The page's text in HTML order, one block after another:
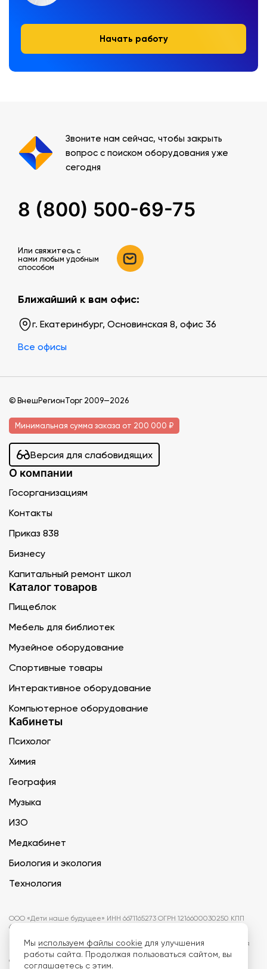
Начать работу
Звоните нам сейчас, чтобы закрыть
вопрос с поиском оборудования уже
сегодня
8 (800) 500-69-75
Или свяжитесь c
нами любым удобным
способом
Ближайший к вам офис:
г. Екатеринбург, Основинская 8, офис 36
Все офисы
© ВнешРегионТорг 2009—2026
Минимальная сумма заказа от 200 000 ₽
Версия для слабовидящих
О компании
Госорганизациям
Контакты
Приказ 838
Бизнесу
Капитальный ремонт школ
Каталог товаров
Пищеблок
Мебель для библиотек
Музейное оборудование
Спортивные товары
Интерактивное оборудование
Компьютерное оборудование
Кабинеты
Психолог
Химия
География
Музыка
ИЗО
Медкабинет
Биология и экология
Технология
ООО «Дети наше будущее» ИНН 6671165273 ОГРН 1216600030250 КПП
667101001 БИК 046577674
Информация на сайте не является публичной офертой. Изображения
могут отличаться от поставляемых товаров. Поставщик оставляет за
собой право изменить цены и характеристики товаров без
Мы используем файлы cookie для улучшения
работы сайта. Продолжая пользоваться сайтом, вы
соглашаетесь с этим.